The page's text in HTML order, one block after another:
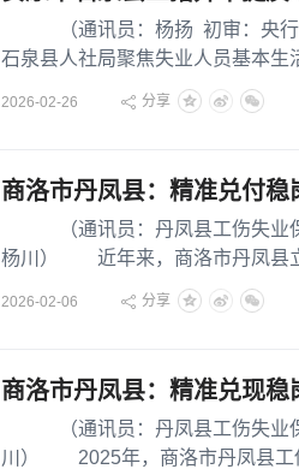
（通讯员：杨扬 初审：央行
石泉县人社局聚焦失业人员基本生
2026-02-26 分享
商洛市丹凤县：精准兑付稳
（通讯员：丹凤县工伤失业保
杨川） 近年来，商洛市丹凤县立
2026-02-06 分享
商洛市丹凤县：精准兑现
（通讯员：丹凤县工伤失业保
川） 2025年，商洛市丹凤县工